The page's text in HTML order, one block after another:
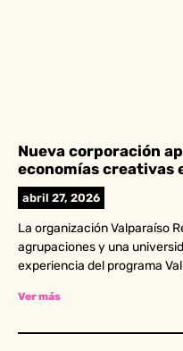
Nueva corporación
economías creativas
abril 27, 2026
La organización Valparaíso
agrupaciones y una
experiencia del programa
Ver más